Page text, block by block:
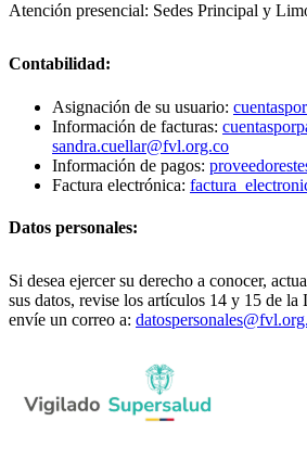
Atención presencial: Sedes Principal y
Contabilidad:
Asignación de su usuario:
Información de facturas:
sandra.cuellar@fvl.org.co
Información de pagos:
Factura electrónica:
Datos personales:
Si desea ejercer su derecho a conocer,
sus datos, revise los artículos 14 y 15 de
envíe un correo a: